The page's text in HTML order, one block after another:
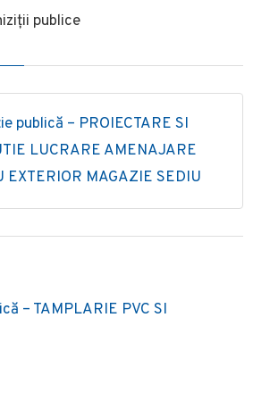
publice
publică – PROIECTARE SI
LUCRARE AMENAJARE
EXTERIOR MAGAZIE SEDIU
– TAMPLARIE PVC SI